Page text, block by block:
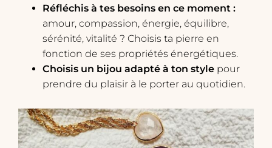
Réfléchis à tes besoins en ce moment :
amour, compassion, énergie, équilibre,
sérénité, vitalité ? Choisis ta pierre en
fonction de ses propriétés énergétiques.
Choisis un bijou adapté à ton style pour
prendre du plaisir à le porter au quotidien.